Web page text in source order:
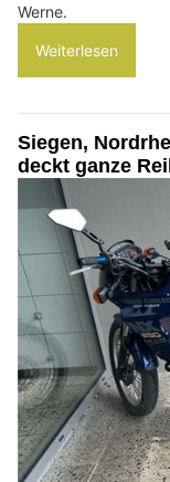
Werne.
Weiterlesen
Siegen,
deckt ganze